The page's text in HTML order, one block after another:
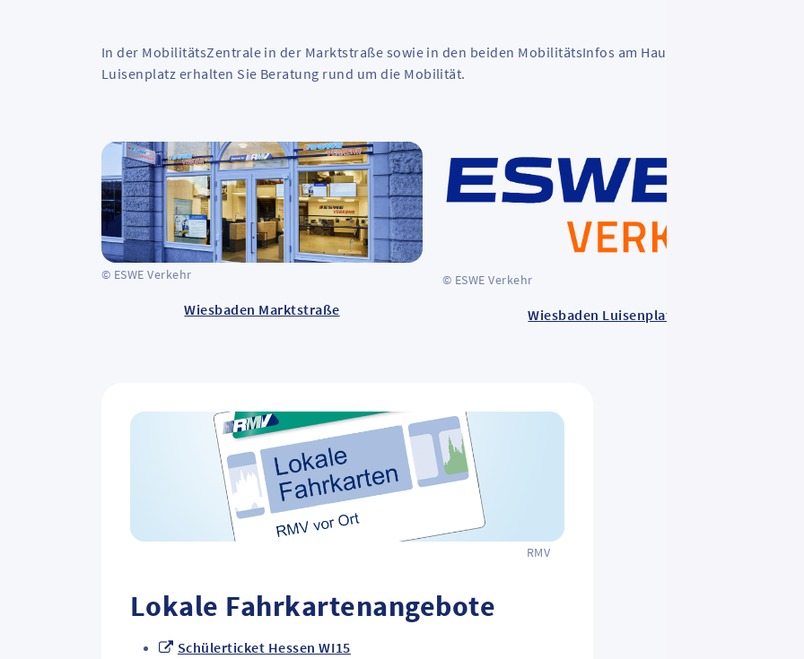
In der MobilitätsZentrale in der Marktstraße sowie in den beiden MobilitätsInfos am Hauptbahnhof und am
Luisenplatz erhalten Sie Beratung rund um die Mobilität.
© ESWE Verkehr
Wiesbaden Marktstraße
© ESWE Verkehr
Wiesbaden Luisenplatz
RMV
Lokale Fahrkartenangebote
Schülerticket Hessen WI15